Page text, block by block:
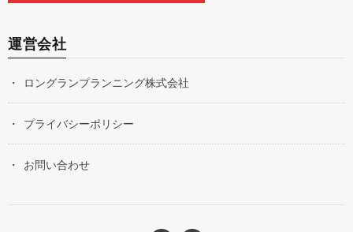
運営会社
ロングランプランニング株式会社
プライバシーポリシー
お問い合わせ